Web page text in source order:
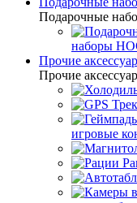
Подарочные
наборы
Прочие
Прочие
игровые